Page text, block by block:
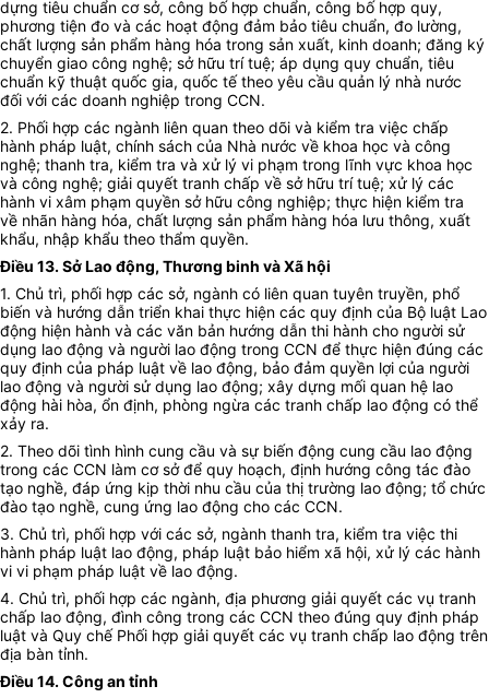
dựng tiêu chuẩn cơ sở, công bố hợp chuẩn, công bố hợp quy,
phương tiện đo và các hoạt động đảm bảo tiêu chuẩn, đo lường,
chất lượng sản phẩm hàng hóa trong sản xuất, kinh doanh; đăng ký
chuyển giao công nghệ; sở hữu trí tuệ; áp dụng quy chuẩn, tiêu
chuẩn kỹ thuật quốc gia, quốc tế theo yêu cầu quản lý nhà nước
đối với các doanh nghiệp trong CCN.
2. Phối hợp các ngành liên quan theo dõi và kiểm tra việc chấp
hành pháp luật, chính sách của Nhà nước về khoa học và công
nghệ; thanh tra, kiểm tra và xử lý vi phạm trong lĩnh vực khoa học
và công nghệ; giải quyết tranh chấp về sở hữu trí tuệ; xử lý các
hành vi xâm phạm quyền sở hữu công nghiệp; thực hiện kiểm tra
về nhãn hàng hóa, chất lượng sản phẩm hàng hóa lưu thông, xuất
khẩu, nhập khẩu theo thẩm quyền.
Điều 13. Sở Lao động, Thương binh và Xã hội
1. Chủ trì, phối hợp các sở, ngành có liên quan tuyên truyền, phổ
biến và hướng dẫn triển khai thực hiện các quy định của Bộ luật Lao
động hiện hành và các văn bản hướng dẫn thi hành cho người sử
dụng lao động và người lao động trong CCN để thực hiện đúng các
quy định của pháp luật về lao động, bảo đảm quyền lợi của người
lao động và người sử dụng lao động; xây dựng mối quan hệ lao
động hài hòa, ổn định, phòng ngừa các tranh chấp lao động có thể
xảy ra.
2. Theo dõi tình hình cung cầu và sự biến động cung cầu lao động
trong các CCN làm cơ sở để quy hoạch, định hướng công tác đào
tạo nghề, đáp ứng kịp thời nhu cầu của thị trường lao động; tổ chức
đào tạo nghề, cung ứng lao động cho các CCN.
3. Chủ trì, phối hợp với các sở, ngành thanh tra, kiểm tra việc thi
hành pháp luật lao động, pháp luật bảo hiểm xã hội, xử lý các hành
vi vi phạm pháp luật về lao động.
4. Chủ trì, phối hợp các ngành, địa phương giải quyết các vụ tranh
chấp lao động, đình công trong các CCN theo đúng quy định pháp
luật và Quy chế Phối hợp giải quyết các vụ tranh chấp lao động trên
địa bàn tỉnh.
Điều 14. Công an tỉnh